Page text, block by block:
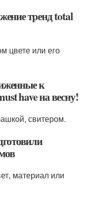
тренд total
цвете или его
к
have на весну!
свитером.
материал или